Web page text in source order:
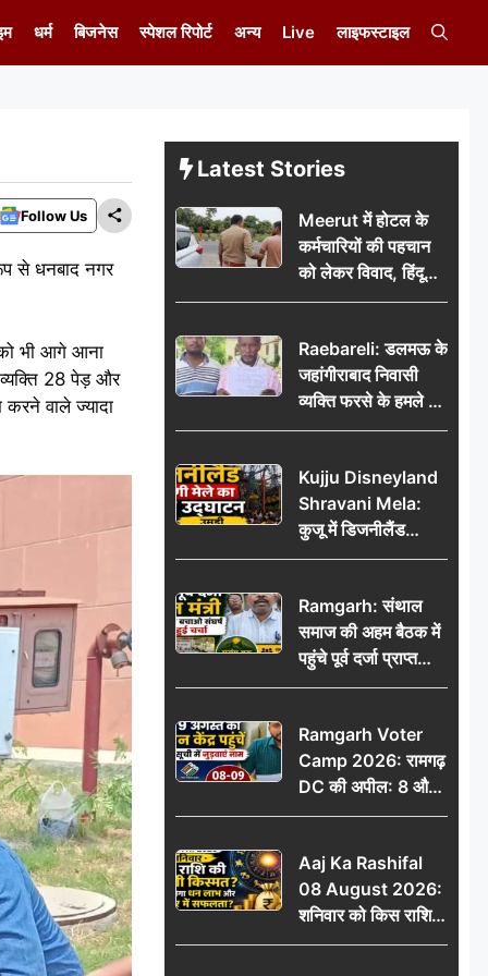
धर्म बिजनेस स्पेशल रिपोर्ट अन्य Live लाइफस्टाइल
Follow Us
से धनबाद नगर
को भी आगे आना
28 पेड़ और
वाले ज्यादा
Latest Stories
Meerut में होटल के
कर्मचारियों की पहचान
को लेकर विवाद, हिंदू
सुरक्षा संगठन ने उठाए
की मांग
Raebareli: डलमऊ के
जहांगीराबाद निवासी
व्यक्ति फरसे के हमले में
घायल थाने में शिकायत
हजार’, रकम न देने पर
कार्रवाई ठंडी!
Kujju Disneyland
Shravani Mela:
कुजू में डिजनीलैंड
श्रावणी मेले का भव्य
की भीड़
Ramgarh: संथाल
समाज की अहम बैठक में
पहुंचे पूर्व दर्जा प्राप्त
मंत्री, मरांग बुरू बचाओ
Ramgarh Voter
Camp 2026: रामगढ़
DC की अपील: 8 और
9 अगस्त को मतदान
में जुड़वाएं नाम
Aaj Ka Rashifal
08 August 2026:
शनिवार को किस राशि
की चमकेगी किस्मत,